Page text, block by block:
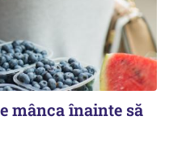
mânca înainte să